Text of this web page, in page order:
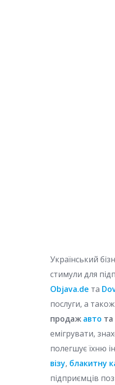
Український
стимули для
Objava.de та
послуги, а
продаж авто
емігрувати,
полегшує їхню
візу, блакитну
підприємців